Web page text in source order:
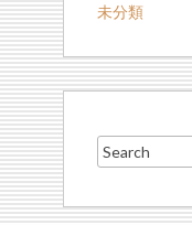
未分類